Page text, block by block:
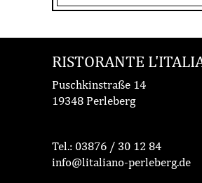
RISTORANTE
Puschkinstraße 14
19348 Perleberg
Tel.: 03876 / 30 12 84
info@litaliano-perleberg.de